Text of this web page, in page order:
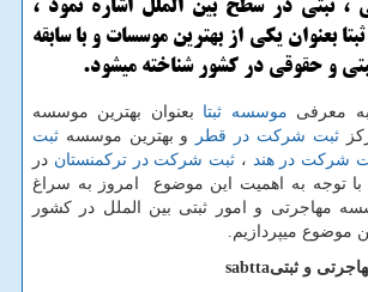
، ثبتی در سطح بین الملل اشاره نمود ،
بعنوان یكی از بهترین موسسات و با سابقه
و حقوقی در كشور شناخته میشود.
معرفی موسسه ثبتا بعنوان بهترین موسسه
ثبت شرکت در قطر و بهترین موسسه ثبت
شرکت در هند ، ثبت شرکت در ترکمنستان در
با توجه به اهمیت این موضوع امروز به سراغ
مهاجرتی و امور ثبتی بین الملل در کشور
موضوع میپردازیم
و ثبتیsabtta